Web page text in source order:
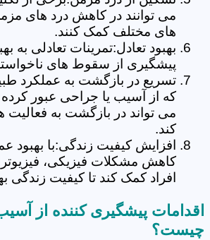
می توانند در کاهش درد های
های مختلف کمک کنند.
بهبود تعادل:تمرینات تعادلی به
پیشگیری از سقوط های
تسریع در بازگشت به عملکرد
که از آسیب یا جراحی عبور کرده
می تواند در بازگشت به
کند.
افزایش کیفیت زندگی:با بهبود
کاهش مشکلات فیزیکی،
افراد کمک کند تا کیفیت زندگی
اقدامات پیشگیری کننده از
چیست؟